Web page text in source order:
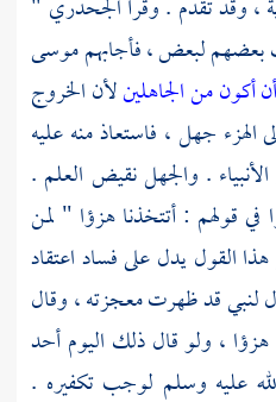
، وقد تقدم . وقرأالجحدري "
بعضهم لبعض ، فأجابهمموسى
أكون من الجاهلينلأن الخروج
جهل ، فاستعاذ منه عليه
. والجهل نقيض العلم .
في قولهم : أتتخذنا هزؤا " لمن
القول يدل على فساد اعتقاد
لنبي قد ظهرت معجزته ، وقال
هزؤا ، ولو قال ذلك اليوم أحد
عليه وسلم لوجب تكفيره .